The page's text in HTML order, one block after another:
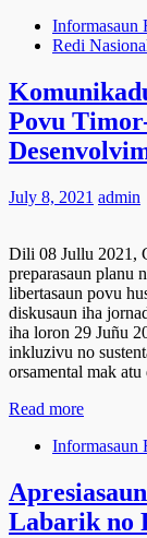
Redi
Povu
July 8, 2021 admin
Dili 08 Jullu 2021,
preparasaun planu
libertasaun povu
diskusaun iha
iha loron 29 Juñu
inkluzivu no
orsamental mak
Read more
Labarik no